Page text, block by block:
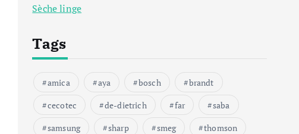
Sèche linge
Tags
amica aya bosch
brandt
cecotec
de-dietrich far
saba
samsung
sharp smeg
thomson